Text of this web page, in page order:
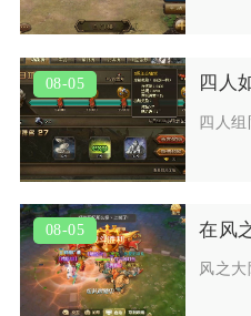
08-05
四人
08-05
风之